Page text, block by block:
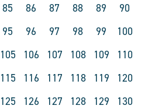
85 86 87 88 89
90
95 96 97 98 99
100
105 106 107 108 109
110
115 116 117 118 119
120
125 126 127 128 129
130